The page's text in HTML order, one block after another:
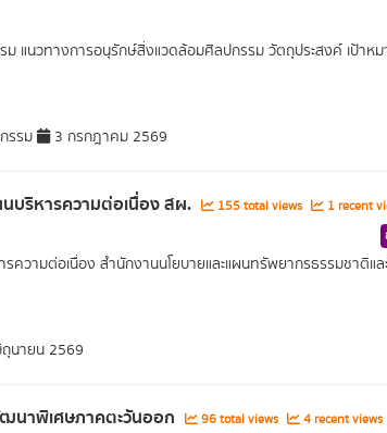
แนวทางการอนุรักษ์สิ่งแวดล้อมศิลปกรรม วัตถุประสงค์ เป้าห
รรม 3 กรกฎาคม 2569
บริหารความต่อเนื่อง สผ. 155 total views 1 recent
รความต่อเนื่อง สำนักงานนโยบายและแผนทรัพยากรธรรมชาติแ
นายน 2569
นาพิเศษภาคตะวันออก 96 total views 4 recent views